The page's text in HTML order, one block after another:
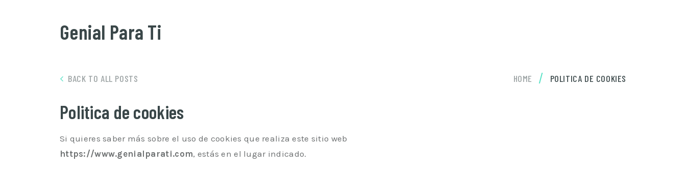
Genial Para Ti
BACK TO ALL POSTS HOME / POLITICA DE COOKIES
Politica de cookies
Si quieres saber más sobre el uso de cookies que realiza este sitio web
https://www.genialparati.com, estás en el lugar indicado.